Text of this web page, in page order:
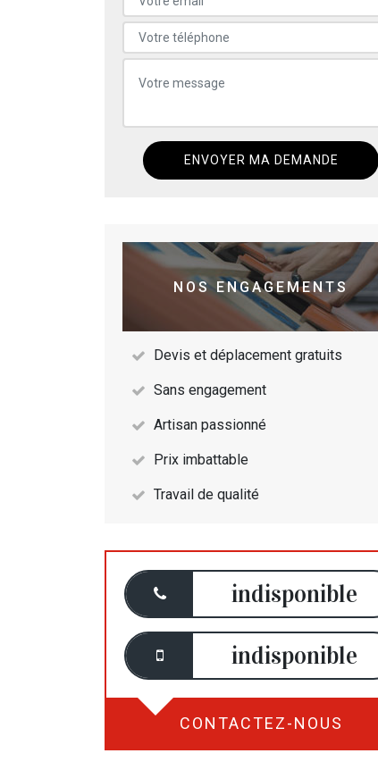
NOS ENGAGEMENTS
Devis et déplacement gratuits
Sans engagement
Artisan passionné
Prix imbattable
Travail de qualité
indisponible
indisponible
CONTACTEZ-NOUS